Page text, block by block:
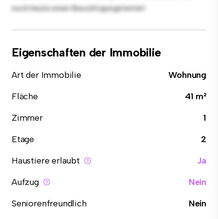
noch heute einen Besichtigungstermin!
Eigenschaften der Immobilie
Art der Immobilie
Wohnung
Fläche
41 m²
Zimmer
1
Etage
2
Haustiere erlaubt
Ja
Aufzug
Nein
Seniorenfreundlich
Nein